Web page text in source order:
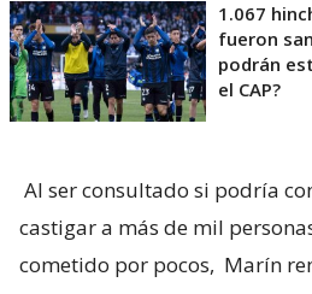
1.067
fueron
podrán
el CAP?
Al ser consultado si podría
castigar a más de mil
cometido por pocos, Marín